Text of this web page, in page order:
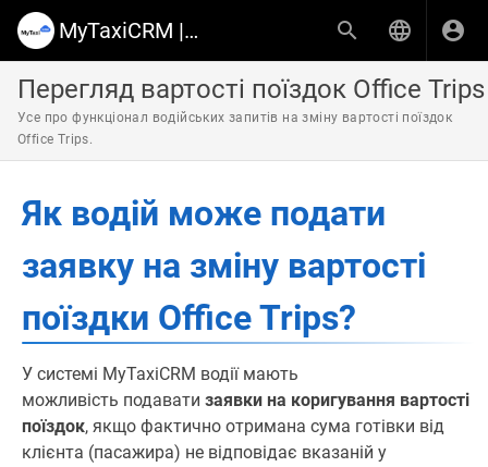
MyTaxiCRM | Knowledge Base & Help Center
Перегляд вартості поїздок Office Trips
Усе про функціонал водійських запитів на зміну вартості поїздок
Office Trips.
Як водій може подати
заявку на зміну вартості
поїздки Office Trips?
У системі MyTaxiCRM водії мають
можливість подавати заявки на коригування вартості
поїздок, якщо фактично отримана сума готівки від
клієнта (пасажира) не відповідає вказаній у